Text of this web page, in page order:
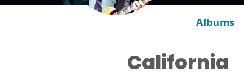
Albums
California